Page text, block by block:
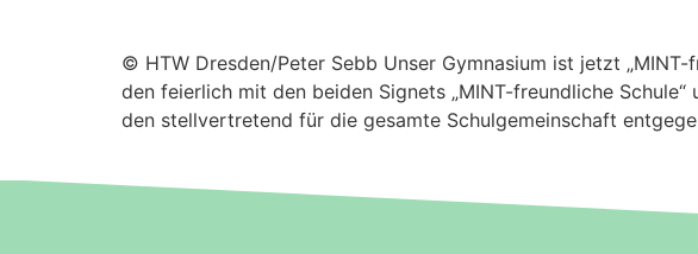
© HTW Dresden/Peter Sebb Unser Gym­na­si­um ist jet­zt
den feier­lich mit den bei­den Signets „MINT-fre­undliche
den stel­lvertre­tend für die gesamte Schul­ge­mein­schaft